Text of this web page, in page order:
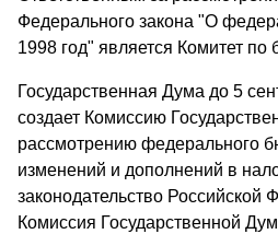
Федерального закона "О
1998 год" является Комитет по
Государственная Дума до 5
создает Комиссию
рассмотрению федерального
изменений и дополнений в
законодательство Российской
Комиссия Государственной